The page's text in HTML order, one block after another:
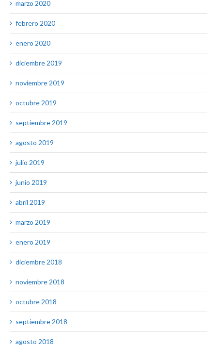
marzo 2020
febrero 2020
enero 2020
diciembre 2019
noviembre 2019
octubre 2019
septiembre 2019
agosto 2019
julio 2019
junio 2019
abril 2019
marzo 2019
enero 2019
diciembre 2018
noviembre 2018
octubre 2018
septiembre 2018
agosto 2018